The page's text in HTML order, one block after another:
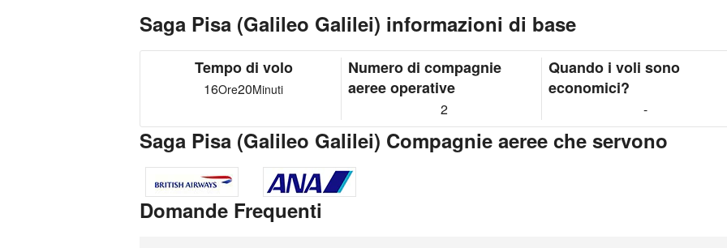
Saga Pisa (Galileo Galilei) informazioni di base
Tempo di volo
16Ore20Minuti
Numero di compagnie
aeree operative
2
Quando i voli sono
economici?
-
Saga Pisa (Galileo Galilei) Compagnie aeree che servono
Domande Frequenti